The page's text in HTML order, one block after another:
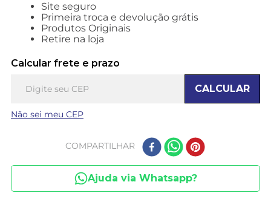
Site seguro
Primeira troca e devolução grátis
Produtos Originais
Retire na loja
Calcular frete e prazo
CALCULAR
Não sei meu CEP
COMPARTILHAR
Ajuda via Whatsapp?